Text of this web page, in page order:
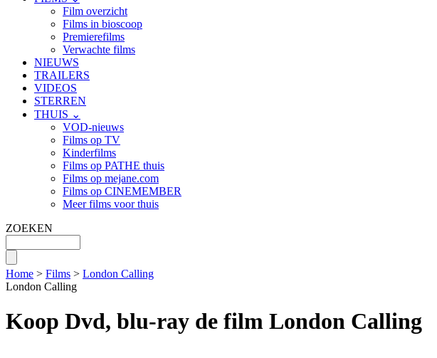
Film overzicht
Films in bioscoop
Premierefilms
Verwachte films
NIEUWS
TRAILERS
VIDEOS
STERREN
THUIS ⌄
VOD-nieuws
Films op TV
Kinderfilms
Films op PATHE thuis
Films op mejane.com
Films op CINEMEMBER
Meer films voor thuis
ZOEKEN
Home > Films > London Calling
London Calling
Koop Dvd, blu-ray de film London Calling